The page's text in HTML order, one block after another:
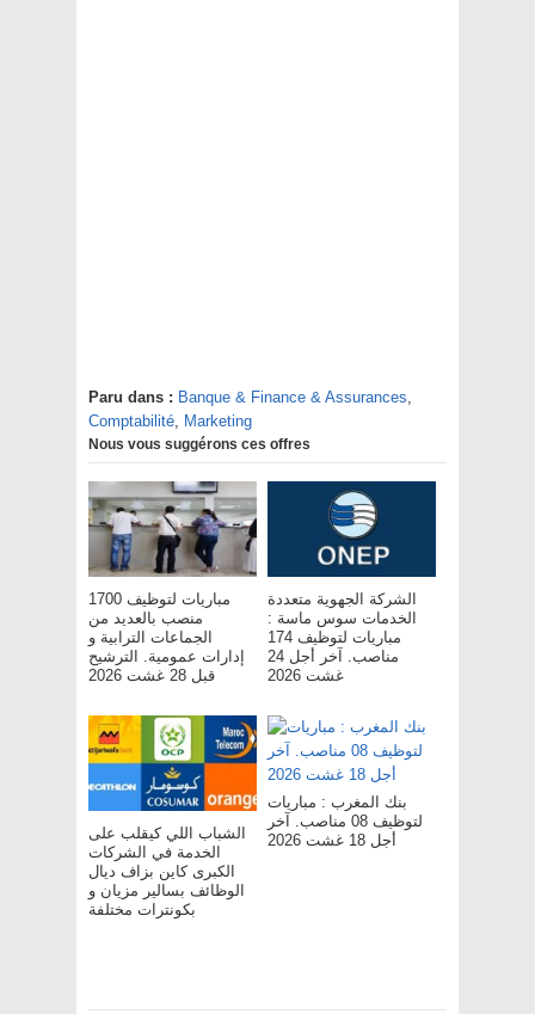
Paru dans : Banque & Finance & Assurances,
Comptabilité, Marketing
Nous vous suggérons ces offres
مباريات لتوظيف 1700
منصب بالعديد من
الجماعات الترابية و
إدارات عمومية. الترشيح
قبل 28 غشت 2026
الشركة الجهوية متعددة
الخدمات سوس ماسة :
مباريات لتوظيف 174
مناصب. آخر أجل 24
غشت 2026
الشباب اللي كيقلب على
الخدمة في الشركات
الكبرى كاين بزاف ديال
الوظائف بسالير مزيان و
بكونترات مختلفة
بنك المغرب : مباريات
لتوظيف 08 مناصب. آخر
أجل 18 غشت 2026